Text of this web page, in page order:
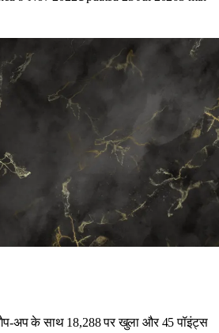
अप के साथ 18,288 पर खुला और 45 पॉइंट्स